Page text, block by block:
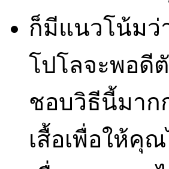
ก็มีแนวโน้มว่
โปโลจะพอดี
ชอบวิธีนี้มาก
เสื้อเพื่อให้คุ